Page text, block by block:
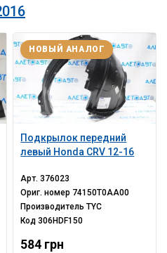
Подкрылок передний
левый Honda CRV 12-16
НОВЫЙ АНАЛОГ
Арт.376023
Ориг. номер 74150T0AA00
ПроизводительTYC
Код306HDF150
584 грн